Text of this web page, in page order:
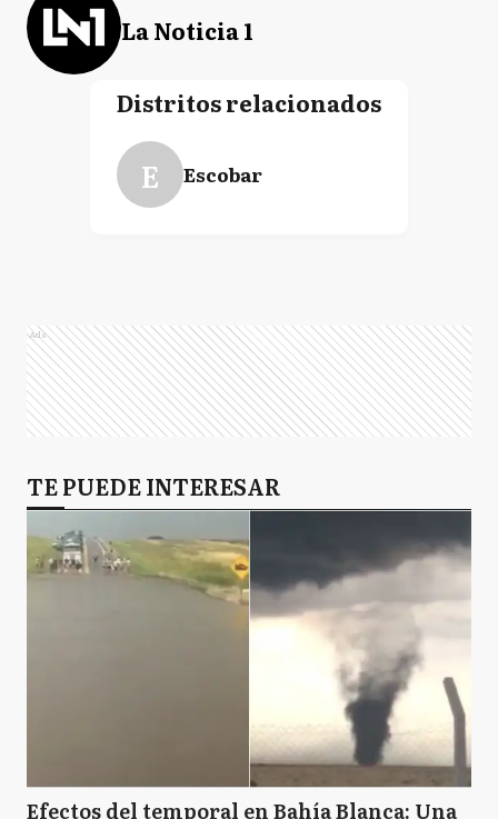
La Noticia 1
Distritos relacionados
E Escobar
Ads
TE PUEDE INTERESAR
Efectos del temporal en Bahía Blanca: Una